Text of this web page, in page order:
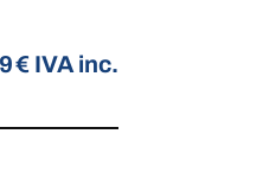
€ IVA inc.